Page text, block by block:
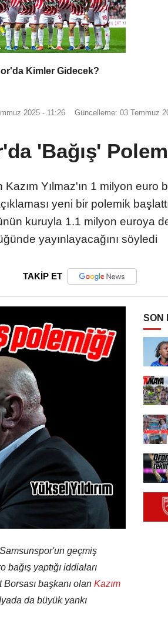
Kimler Gidecek?
2025 - 11:26 Güncelleme: 03 Temmuz
'Bağış'
Yılmaz'ın 1 milyon euro
yeni bir polemik
kuruyla 1.1 milyon euroya
yayınlayacağını söyledi
TAKİP ET
geçmiş
yaptığı iddiaları
başkanı olan Kazım
da büyük yankı
SON